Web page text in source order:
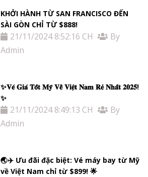
KHỞI HÀNH TỪ SAN FRANCISCO ĐẾN
SÀI GÒN CHỈ TỪ $888!
21/11/2024 8:52:16 CH
By
Admin
✨𝐕𝐞́ 𝐆𝐢𝐚́ 𝐓𝐨̂́𝐭 𝐌𝐲̃ 𝐕𝐞̂̀ 𝐕𝐢𝐞̣̂𝐭 𝐍𝐚𝐦 𝐑𝐞̉ 𝐍𝐡𝐚̂́𝐭 𝟐𝟎𝟐𝟓!
✨
21/11/2024 8:49:13 CH
By
Admin
🌏✈️ Ưu đãi đặc biệt: Vé máy bay từ Mỹ
về Việt Nam chỉ từ $899! 🌟